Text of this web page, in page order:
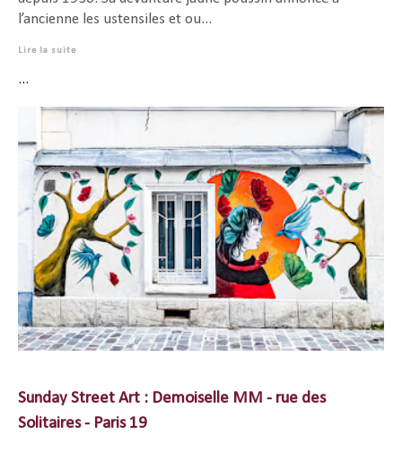
l’ancienne les ustensiles et ou...
Lire la suite
...
Sunday Street Art : Demoiselle MM - rue des
Solitaires - Paris 19